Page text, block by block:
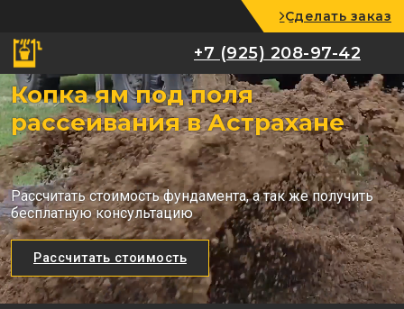
+7 (925) 208-97-42
Сделать заказ
+7 (925) 208-97-42
Копка ям под поля
рассеивания в Астрахане
Рассчитать стоимость фундамента, а так же получить
бесплатную консультацию
Рассчитать стоимость